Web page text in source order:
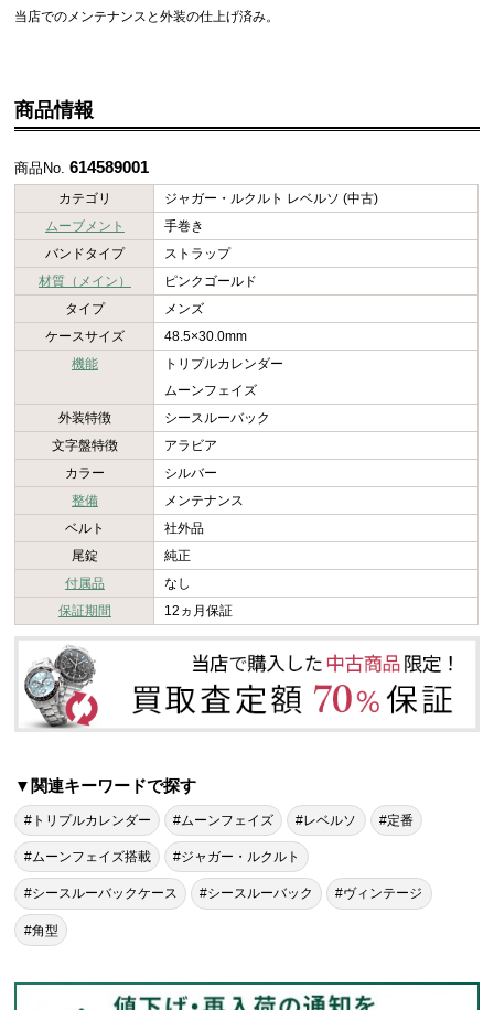
当店でのメンテナンスと外装の仕上げ済み。
商品情報
商品No.614589001
カテゴリ
ジャガー・ルクルト レベルソ (中古)
ムーブメント
手巻き
バンドタイプ
ストラップ
材質（メイン）
ピンクゴールド
タイプ
メンズ
ケースサイズ
48.5×30.0mm
機能
トリプルカレンダー
ムーンフェイズ
外装特徴
シースルーバック
文字盤特徴
アラビア
カラー
シルバー
整備
メンテナンス
ベルト
社外品
尾錠
純正
付属品
なし
保証期間
12ヵ月保証
▼関連キーワードで探す
#トリプルカレンダー #ムーンフェイズ #レベルソ #定番
#ムーンフェイズ搭載 #ジャガー・ルクルト
#シースルーバックケース #シースルーバック #ヴィンテージ
#角型